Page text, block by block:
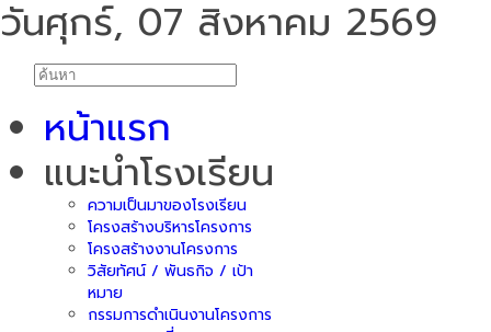
วันศุกร์, 07 สิงหาคม 2569
หน้าแรก
แนะนำโรงเรียน
ความเป็นมาของโรงเรียน
โครงสร้างบริหารโครงการ
โครงสร้างงานโครงการ
วิสัยทัศน์ / พันธกิจ / เป้า
หมาย
กรรมการดำเนินงานโครงการ